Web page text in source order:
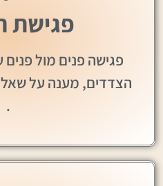
פגישת
פגישה פנים מול
הצדדים, מענה על
.